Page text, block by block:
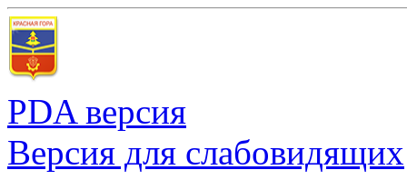
PDA версия
Версия для слабовидящих